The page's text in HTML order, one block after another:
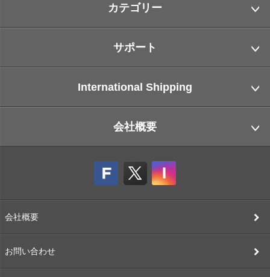
カテゴリー
サポート
International Shipping
会社概要
会社概要
お問い合わせ